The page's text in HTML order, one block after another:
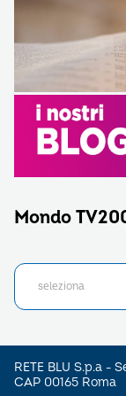
Mondo
RETE BLU S.p.a -
CAP 00165 Roma